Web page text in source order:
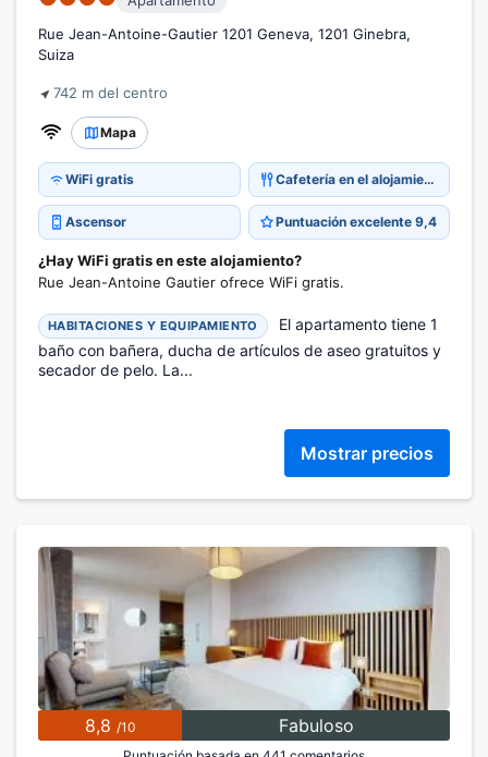
Rue Jean-Antoine-Gautier 1201 Geneva, 1201 Ginebra,
Suiza
742 m del centro
Mapa
WiFi gratis Cafetería en el alojamiento
Ascensor Puntuación excelente 9,4
¿Hay WiFi gratis en este alojamiento?
Rue Jean-Antoine Gautier ofrece WiFi gratis.
HABITACIONES Y EQUIPAMIENTO
El apartamento tiene 1
baño con bañera, ducha de artículos de aseo gratuitos y
secador de pelo. La...
Mostrar precios
8,8 /10 Fabuloso